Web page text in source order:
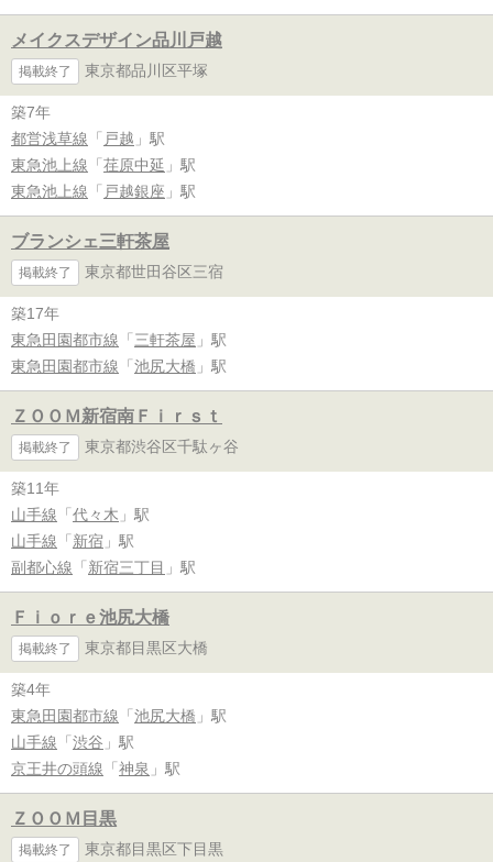
メイクスデザイン品川戸越
掲載終了 東京都品川区平塚
築7年
都営浅草線 「 戸越 」駅
東急池上線 「 荏原中延 」駅
東急池上線 「 戸越銀座 」駅
ブランシェ三軒茶屋
掲載終了 東京都世田谷区三宿
築17年
東急田園都市線 「 三軒茶屋 」駅
東急田園都市線 「 池尻大橋 」駅
ＺＯＯＭ新宿南Ｆｉｒｓｔ
掲載終了 東京都渋谷区千駄ヶ谷
築11年
山手線 「 代々木 」駅
山手線 「 新宿 」駅
副都心線 「 新宿三丁目 」駅
Ｆｉｏｒｅ池尻大橋
掲載終了 東京都目黒区大橋
築4年
東急田園都市線 「 池尻大橋 」駅
山手線 「 渋谷 」駅
京王井の頭線 「 神泉 」駅
ＺＯＯＭ目黒
掲載終了 東京都目黒区下目黒